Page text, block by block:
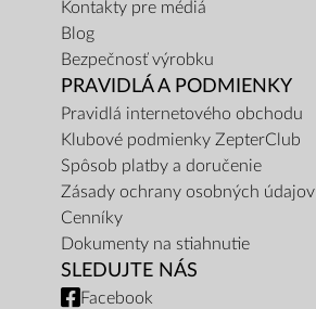
Kontakty pre médiá
Blog
Bezpečnosť výrobku
PRAVIDLÁ A PODMIENKY
Pravidlá internetového obchodu
Klubové podmienky ZepterClub
Spôsob platby a doručenie
Zásady ochrany osobných údajov
Cenníky
Dokumenty na stiahnutie
SLEDUJTE NÁS
Facebook